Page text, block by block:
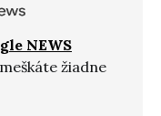
NEWS
žiadne